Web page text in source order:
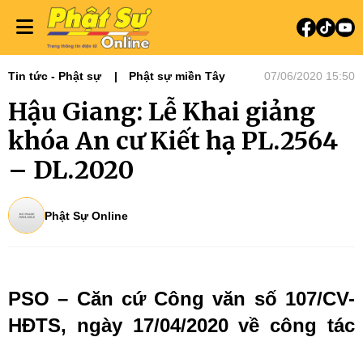
Tin tức - Phật sự Phật sự miền Tây 07/06/2020 15:50
Hậu Giang: Lễ Khai giảng
khóa An cư Kiết hạ PL.2564
– DL.2020
Phật Sự Online
PSO – Căn cứ Công văn số 107/CV-
HĐTS, ngày 17/04/2020 về công tác